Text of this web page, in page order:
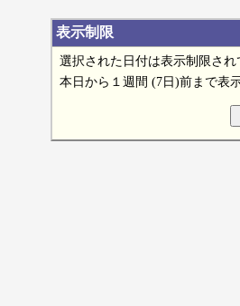
表示制限
選択された日付は表示制限され
本日から１週間 (7日)前まで表